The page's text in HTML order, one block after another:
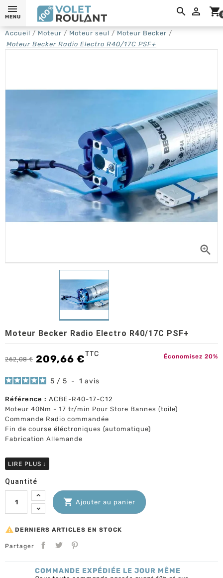
 shopping_cart
MENU
Accueil Moteur Moteur seul
Moteur Becker
Moteur Becker Radio Electro R40/17C PSF+

Moteur Becker Radio Electro R40/17C PSF+
262,08 € 209,66 €TTC Économisez 20%
5 / 5 - 1 avis
Référence : ACBE-R40-17-C12
Moteur 40Nm - 17 tr/min Pour Store Bannes (toile)
Commande Radio commandée
Fin de course éléctroniques (automatique)
Fabrication Allemande
LIRE PLUS ↓
Quantité
 Ajouter au panier
 DERNIERS ARTICLES EN STOCK
Partager
COMMANDE EXPÉDIÉE LE JOUR MÊME